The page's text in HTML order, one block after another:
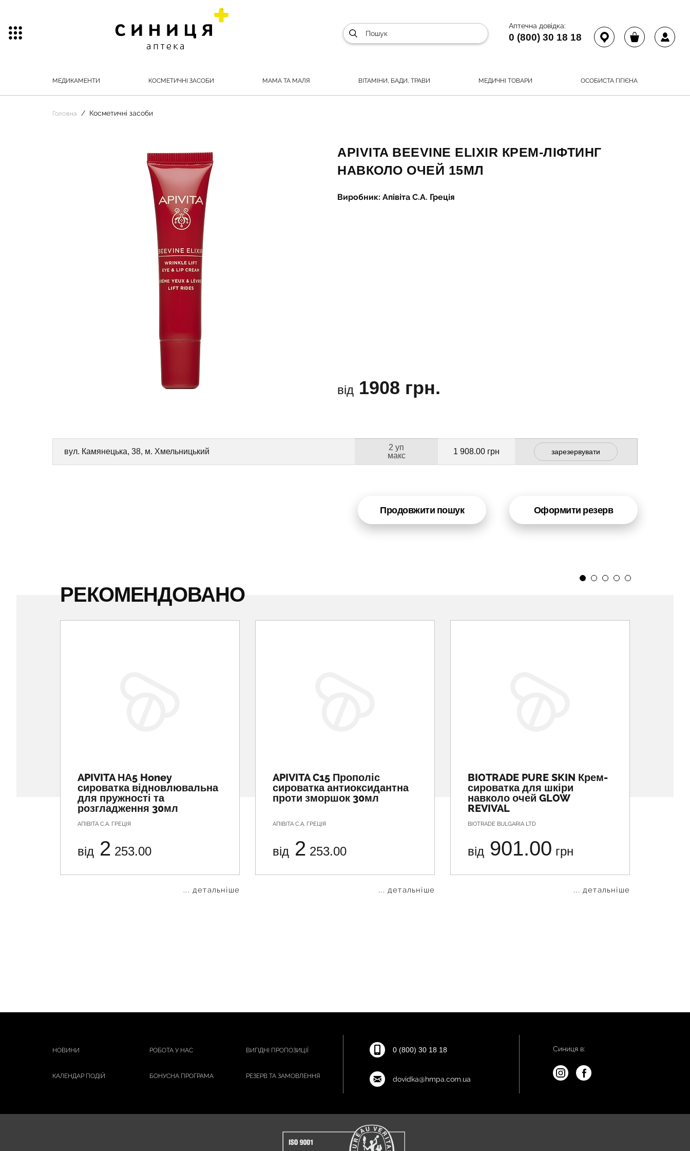
Аптечна довідка:
0 (800) 30 18 18
МЕДИКАМЕНТИ КОСМЕТИЧНІ ЗАСОБИ МАМА ТА МАЛЯ ВІТАМІНИ, БАДИ, ТРАВИ МЕДИЧНІ ТОВАРИ ОСОБИСТА ГІГІЄНА
Головна Косметичні засоби
APIVITA BEEVINE ELIXIR КРЕМ-ЛІФТИНГ
НАВКОЛО ОЧЕЙ 15МЛ
Виробник: Апівіта С.А. Греція
від 1908 грн.
вул. Камянецька, 38, м. Хмельницький
2 уп
макс
1 908.00 грн зарезервувати
Продовжити пошук Оформити резерв
РЕКОМЕНДОВАНО
APIVITA НА5 Honey
сироватка відновлювальна
для пружності та
розгладження 30мл
АПІВІТА С.А. ГРЕЦІЯ
від 2 253.00
... детальніше
APIVITA C15 Прополіс
сироватка антиоксидантна
проти зморшок 30мл
АПІВІТА С.А. ГРЕЦІЯ
від 2 253.00
... детальніше
BIOTRADE PURE SKIN Крем-
сироватка для шкіри
навколо очей GLOW
REVIVAL
BIOTRADE BULGARIA LTD
від 901.00 грн
... детальніше
НОВИНИ РОБОТА У НАС ВИГІДНІ ПРОПОЗИЦІЇ
КАЛЕНДАР ПОДІЙ БОНУСНА ПРОГРАМА РЕЗЕРВ ТА ЗАМОВЛЕННЯ
0 (800) 30 18 18
dovidka@hmpa.com.ua
Синиця в: